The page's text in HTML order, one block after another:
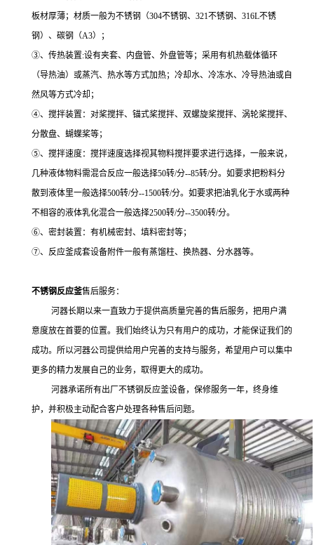
板材厚薄；材质一般为不锈钢（304不锈钢、 321不锈钢、 316L不锈
钢）、碳钢（A3）；
③、传热装置:设有夹套、内盘管、外盘管等；采用有机热载体循环
（导热油）或蒸汽、热水等方式加热；冷却水、冷冻水、冷导热油或自
然风等方式冷却；
④、搅拌装置：对桨搅拌、锚式桨搅拌、双螺旋桨搅拌、涡轮桨搅拌、
分散盘、蝴蝶桨等；
⑤、搅拌速度：搅拌速度选择视其物料搅拌要求进行选择，一般来说，
几种液体物料需混合反应一般选择50转/分--85转/分。如要求把粉料分
散到液体里一般选择500转/分--1500转/分。如要求把油乳化于水或两种
不相容的液体乳化混合一般选择2500转/分--3500转/分。
⑥、密封装置：有机械密封、填料密封等；
⑦、反应釜成套设备附件一般有蒸馏柱、换热器、分水器等。
不锈钢反应釜售后服务：
河器长期以来一直致力于提供高质量完善的售后服务，把用户满
意度放在首要的位置。我们始终认为只有用户的成功，才能保证我们的
成功。所以河器公司提供给用户完善的支持与服务，希望用户可以集中
更多的精力发展自己的业务，取得更大的成功。
河器承诺所有出厂不锈钢反应釜设备，保修服务一年，终身维
护，并积极主动配合客户处理各种售后问题。